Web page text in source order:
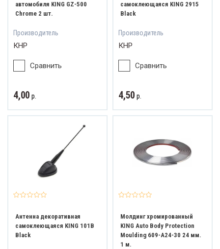
автомобиля KING GZ-500
Chrome 2 шт.
Производитель
КНР
Сравнить
4,00 р.
самоклеющаяся KING 2915
Black
Производитель
КНР
Сравнить
4,50 р.
Антенна декоративная
самоклеющаяся KING 101B
Black
Молдинг хромированный
KING Auto Body Protection
Moulding 609-A24-30 24 мм.
1 м.